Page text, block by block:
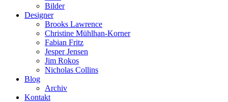
Bilder
Designer
Brooks Lawrence
Christine Mühlhan-Korner
Fabian Fritz
Jesper Jensen
Jim Rokos
Nicholas Collins
Blog
Archiv
Kontakt